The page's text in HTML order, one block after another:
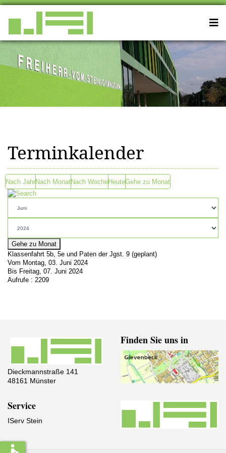
Terminkalender
Nach JahrNach MonatNach WocheHeuteGehe zu Monat
Gehe zu Monat
Klassenfahrt 5b, 5e und Paten der Jgst. 9 (geplant)
Vom Montag, 03. Juni 2024
Bis Freitag, 07. Juni 2024
Aufrufe : 2209
Dieckmannstraße 141
48161 Münster
Finden Sie uns in
Service
IServ Stein